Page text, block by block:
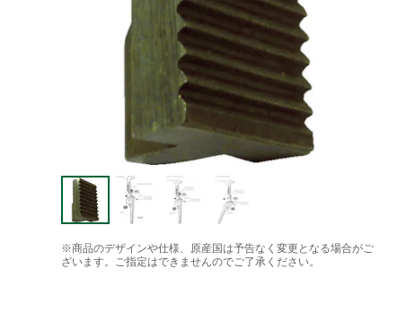
※商品のデザインや仕様、原産国は予告なく変更となる場合がご
ざいます。ご指定はできませんのでご了承ください。